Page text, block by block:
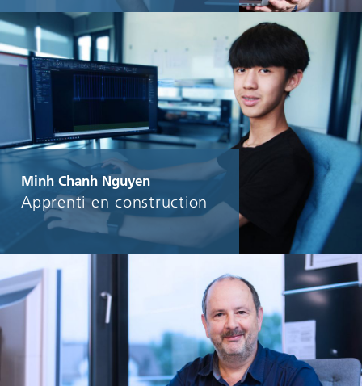
Minh Chanh Nguyen
Apprenti en construction